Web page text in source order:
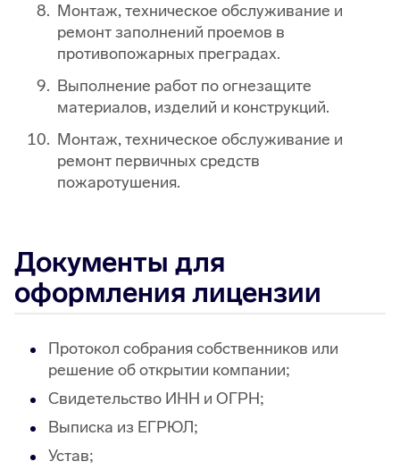
Монтаж, техническое обслуживание и
ремонт заполнений проемов в
противопожарных преградах.
Выполнение работ по огнезащите
материалов, изделий и конструкций.
Монтаж, техническое обслуживание и
ремонт первичных средств
пожаротушения.
Документы для
оформления лицензии
Протокол собрания собственников или
решение об открытии компании;
Свидетельство ИНН и ОГРН;
Выписка из ЕГРЮЛ;
Устав;